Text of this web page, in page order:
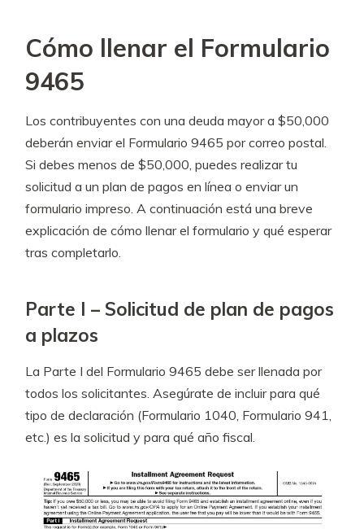
Cómo llenar el Formulario
9465
Los contribuyentes con una deuda mayor a $50,000
deberán enviar el Formulario 9465 por correo postal.
Si debes menos de $50,000, puedes realizar tu
solicitud a un plan de pagos en línea o enviar un
formulario impreso. A continuación está una breve
explicación de cómo llenar el formulario y qué esperar
tras completarlo.
Parte I – Solicitud de plan de pagos
a plazos
La Parte I del Formulario 9465 debe ser llenada por
todos los solicitantes. Asegúrate de incluir para qué
tipo de declaración (Formulario 1040, Formulario 941,
etc.) es la solicitud y para qué año fiscal.